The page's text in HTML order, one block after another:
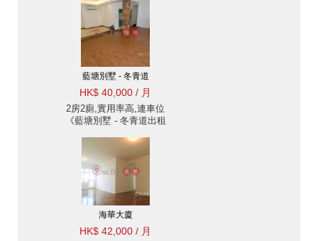
藍塘別墅 - 冬青道
HK$ 40,000 / 月
2房2廁,實用率高,連車位
《藍塘別墅 - 冬青道出租
海華大廈
HK$ 42,000 / 月